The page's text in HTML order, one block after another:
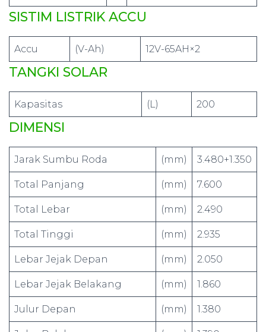
SISTIM LISTRIK ACCU
Accu (V-Ah) 12V-65AH×2
TANGKI SOLAR
Kapasitas (L) 200
DIMENSI
Jarak Sumbu Roda (mm) 3.480+1.350
Total Panjang (mm) 7.600
Total Lebar (mm) 2.490
Total Tinggi (mm) 2.935
Lebar Jejak Depan (mm) 2.050
Lebar Jejak Belakang (mm) 1.860
Julur Depan (mm) 1.380